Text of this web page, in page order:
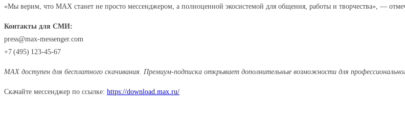
«Мы верим, что MAX станет не просто мессенджером, а полноценной экосистемой для общения, работы и творчества», —
Контакты для СМИ:
press@max‑messenger.com
+7 (495) 123‑45‑67
MAX доступен для бесплатного скачивания. Премиум‑подписка открывает дополнительные возможности для
Скачайте мессенджер по ссылке: https://download.max.ru/